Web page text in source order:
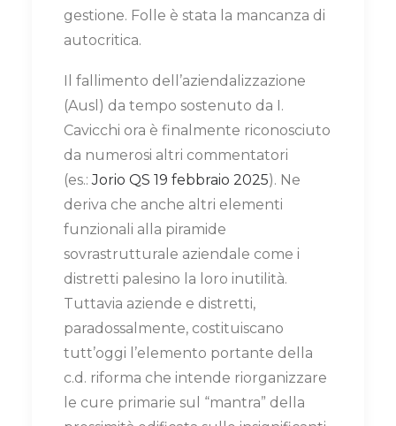
gestione. Folle è stata la mancanza di
autocritica.
Il fallimento dell’aziendalizzazione
(Ausl) da tempo sostenuto da I.
Cavicchi ora è finalmente riconosciuto
da numerosi altri commentatori
(es.:Jorio QS 19 febbraio 2025). Ne
deriva che anche altri elementi
funzionali alla piramide
sovrastrutturale aziendale come i
distretti palesino la loro inutilità.
Tuttavia aziende e distretti,
paradossalmente, costituiscano
tutt’oggi l’elemento portante della
c.d. riforma che intende riorganizzare
le cure primarie sul “mantra” della